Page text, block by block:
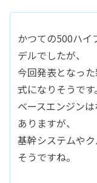
かつての500ハイ
デルでしたが、
今回発表となっ
式になりそうです。
ベースエンジン
ありますが、
基幹システムや
そうですね。